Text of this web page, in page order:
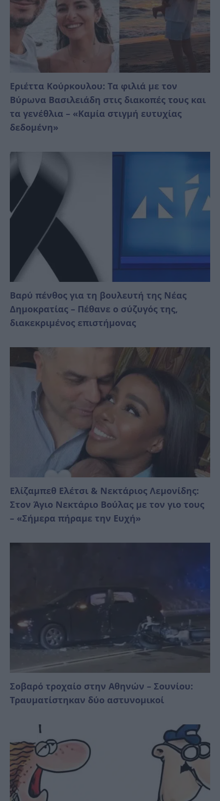
Εριέττα Κούρκουλου: Τα φιλιά με τον
Βύρωνα Βασιλειάδη στις διακοπές τους και
τα γενέθλια – «Καμία στιγμή ευτυχίας
δεδομένη»
Βαρύ πένθος για τη βουλευτή της Νέας
Δημοκρατίας – Πέθανε ο σύζυγός της,
διακεκριμένος επιστήμονας
Ελίζαμπεθ Ελέτσι & Νεκτάριος Λεμονίδης:
Στον Άγιο Νεκτάριο Βούλας με τον γιο τους
– «Σήμερα πήραμε την Ευχή»
Σοβαρό τροχαίο στην Αθηνών – Σουνίου:
Τραυματίστηκαν δύο αστυνομικοί